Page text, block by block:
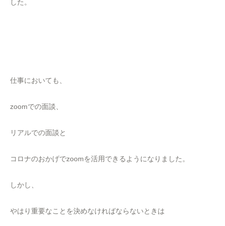
した。
仕事においても、
zoomでの面談、
リアルでの面談と
コロナのおかげでzoomを活用できるようになりました。
しかし、
やはり重要なことを決めなければならないときは